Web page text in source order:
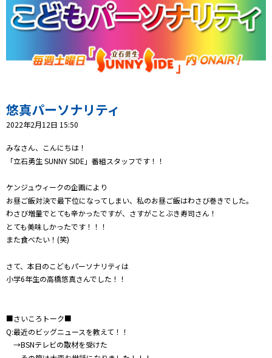
ニュース
天気
コンテンツ・アプリ
キッズ
Well-being
防災・減災
ショッピング
会社概要・ビジョン
お問い合わせ
悠真パーソナリティ
2022年2月12日 15:50
みなさん、こんにちは！
「立石勇生 SUNNY SIDE」番組スタッフです！！
ケンジュウィークの企画により
お昼ご飯対決で最下位になってしまい、私のお昼ご飯はわさび巻きでした。
わさび増量でとても辛かったですが、さすがことぶき寿司さん！
とても美味しかったです！！！
また食べたい！(笑)
さて、本日のこどもパーソナリティは
小学6年生の高橋悠真さんでした！！
■さいころトーク■
Q:最近のビッグニュースを教えて！！
→BSNテレビの取材を受けた